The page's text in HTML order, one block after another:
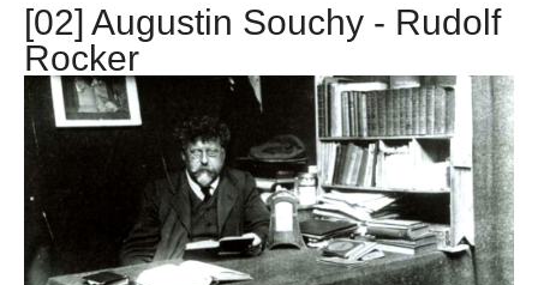
[02] Augustin Souchy - Rudolf
Rocker